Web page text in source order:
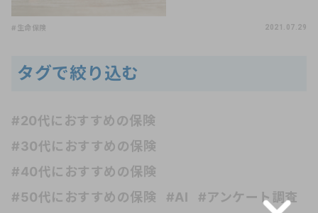
#生命保険 2021.07.29
タグで絞り込む
#20代におすすめの保険
#30代におすすめの保険
#40代におすすめの保険
#50代におすすめの保険
#AI
#アンケート調査